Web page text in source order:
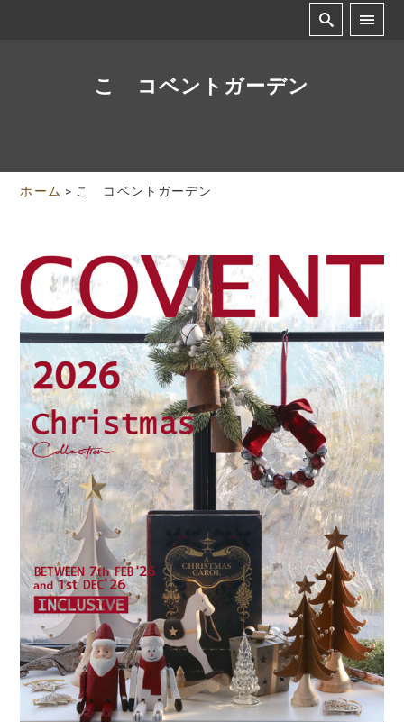
こ コベントガーデン
ホーム > こ コベントガーデン